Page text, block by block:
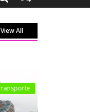
View All